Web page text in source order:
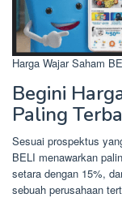
Harga Wajar Saham
Begini
Paling
Sesuai prospektus
BELI menawarkan
setara dengan 15%,
sebuah perusahaan